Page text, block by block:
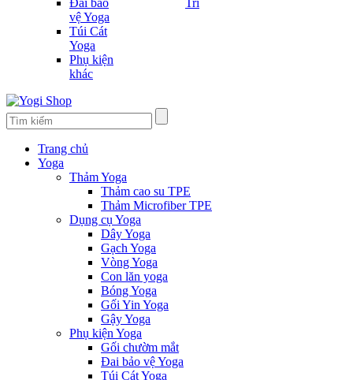
Đai bảo
vệ Yoga
Túi Cát
Yoga
Phụ kiện
khác
Trí
Trang chủ
Yoga
Thảm Yoga
Thảm cao su TPE
Thảm Microfiber TPE
Dụng cụ Yoga
Dây Yoga
Gạch Yoga
Vòng Yoga
Con lăn yoga
Bóng Yoga
Gối Yin Yoga
Gậy Yoga
Phụ kiện Yoga
Gối chườm mắt
Đai bảo vệ Yoga
Túi Cát Yoga